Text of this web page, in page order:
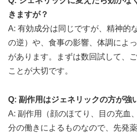
きますが？
A: 有効成分は同じですが、精神的
の逆）や、食事の影響、体調によ
があります。まずは数回試して、
ことが大切です。
Q: 副作用はジェネリックの方が強
A: 副作用（顔のほてり、目の充血
分の働きによるものなので、先発